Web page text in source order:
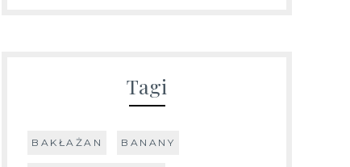
Tagi
BAKŁAŻAN BANANY